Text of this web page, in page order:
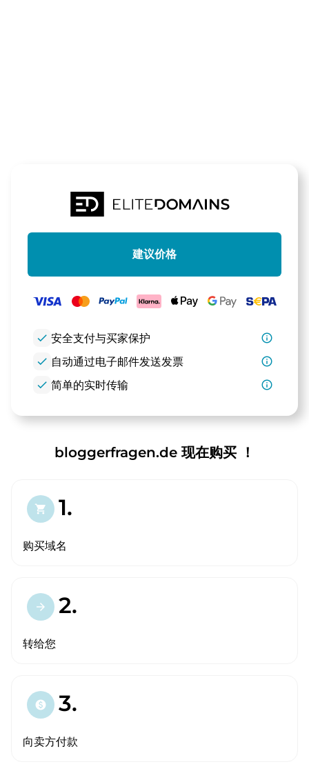
建议价格
check 安全支付与买家保护
info_outline
check 自动通过电子邮件发送发票
info_outline
check 简单的实时传输 info_outline
bloggerfragen.de 现在购买 ！
shopping_cart 1.
购买域名
arrow_forward 2.
转给您
paid 3.
向卖方付款